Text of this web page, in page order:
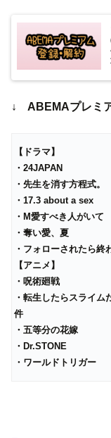
↓ ABEMAプレミ
【ドラマ】
・24JAPAN
・先生を消す方程式。
・17.3 about a sex
・M愛すべき人がいて
・奪い愛、夏
・フォローされたら終
【アニメ】
・呪術廻戦
・転生したらスライム
件
・五等分の花嫁
・Dr.STONE
・ワールドトリガー